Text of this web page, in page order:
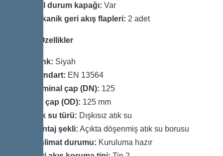
Acil durum kapağı: Var
Mekanik geri akış flapleri: 2 adet
Genel Özellikler
Renk: Siyah
Standart: EN 13564
Nominal çap (DN): 125
Dış çap (OD): 125 mm
Atık su türü: Dışkısız atık su
Montaj şekli: Açıkta döşenmiş atık su borusu
Teslimat durumu: Kuruluma hazır